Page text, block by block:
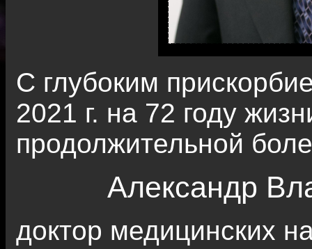
С глубоким
2021 г. на 72 году
продолжительной
Александр
доктор медицинских